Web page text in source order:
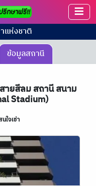
แห่งชาติ
ข้อมูลสถานี
สายสีลม สถานี สนาม
Stadium)
ใจเช่า